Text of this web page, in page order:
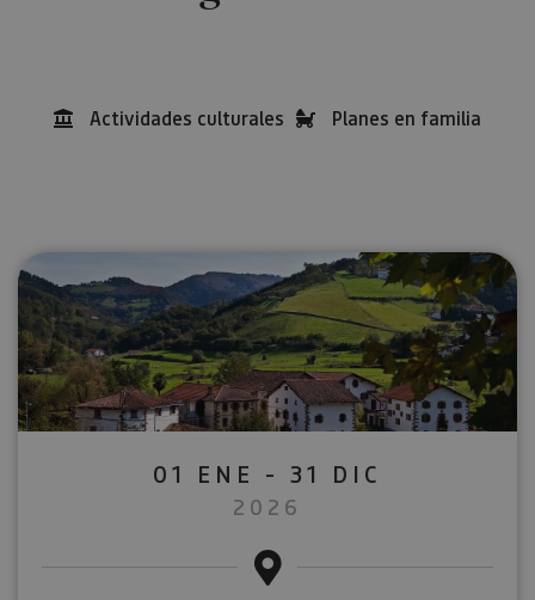
Actividades culturales Planes en familia
01 ENE - 31 DIC
2026